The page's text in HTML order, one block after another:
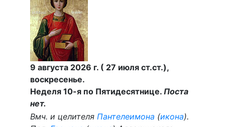
9 августа 2026 г. ( 27 июля ст.ст.),
воскресенье.
Неделя 10-я по Пятидесятнице. Поста
нет.
Вмч. и целителя Пантелеимона (икона).